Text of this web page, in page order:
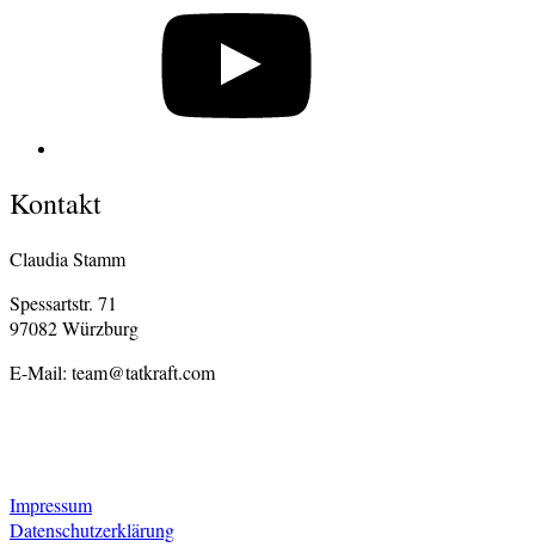
Kontakt
Claudia Stamm
Spessartstr. 71
97082 Würzburg
E-Mail: team@tatkraft.com
Impressum
Datenschutzerklärung